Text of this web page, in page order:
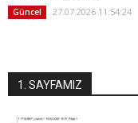
Güncel 27.07.2026 11:54:24
1. SAYFAMIZ